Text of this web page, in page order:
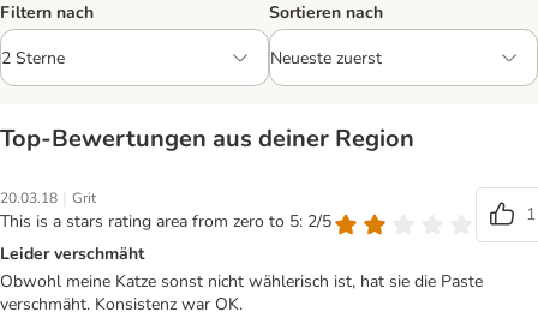
Filtern nach Sortieren nach
Top‑Bewertungen aus deiner Region
20.03.18 | Grit
This is a stars rating area from zero to 5: 2/5
1
Leider verschmäht
Obwohl meine Katze sonst nicht wählerisch ist, hat sie die Paste
verschmäht. Konsistenz war OK.